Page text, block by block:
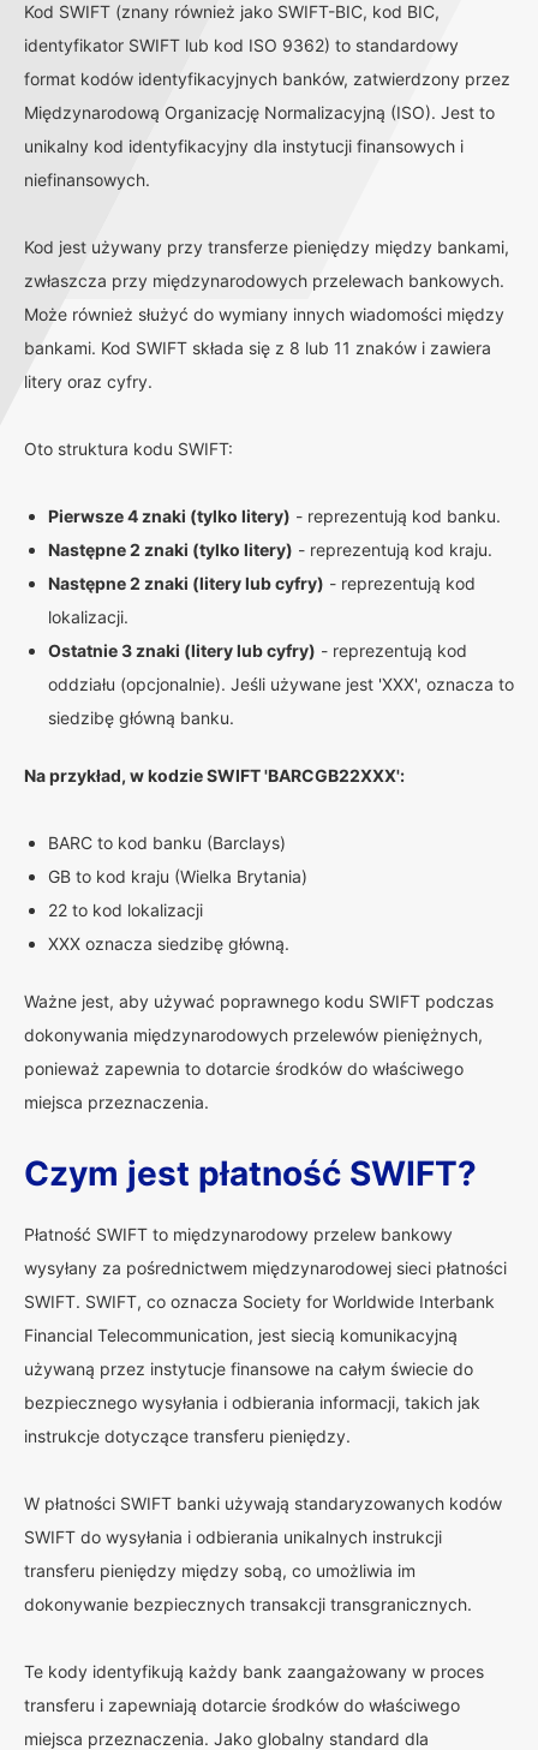
Kod SWIFT (znany również jako SWIFT-BIC, kod BIC,
identyfikator SWIFT lub kod ISO 9362) to standardowy
format kodów identyfikacyjnych banków, zatwierdzony przez
Międzynarodową Organizację Normalizacyjną (ISO). Jest to
unikalny kod identyfikacyjny dla instytucji finansowych i
niefinansowych.
Kod jest używany przy transferze pieniędzy między bankami,
zwłaszcza przy międzynarodowych przelewach bankowych.
Może również służyć do wymiany innych wiadomości między
bankami. Kod SWIFT składa się z 8 lub 11 znaków i zawiera
litery oraz cyfry.
Oto struktura kodu SWIFT:
Pierwsze 4 znaki (tylko litery) - reprezentują kod banku.
Następne 2 znaki (tylko litery) - reprezentują kod kraju.
Następne 2 znaki (litery lub cyfry) - reprezentują kod
lokalizacji.
Ostatnie 3 znaki (litery lub cyfry) - reprezentują kod
oddziału (opcjonalnie). Jeśli używane jest 'XXX', oznacza to
siedzibę główną banku.
Na przykład, w kodzie SWIFT 'BARCGB22XXX':
BARC to kod banku (Barclays)
GB to kod kraju (Wielka Brytania)
22 to kod lokalizacji
XXX oznacza siedzibę główną.
Ważne jest, aby używać poprawnego kodu SWIFT podczas
dokonywania międzynarodowych przelewów pieniężnych,
ponieważ zapewnia to dotarcie środków do właściwego
miejsca przeznaczenia.
Czym jest płatność SWIFT?
Płatność SWIFT to międzynarodowy przelew bankowy
wysyłany za pośrednictwem międzynarodowej sieci płatności
SWIFT. SWIFT, co oznacza Society for Worldwide Interbank
Financial Telecommunication, jest siecią komunikacyjną
używaną przez instytucje finansowe na całym świecie do
bezpiecznego wysyłania i odbierania informacji, takich jak
instrukcje dotyczące transferu pieniędzy.
W płatności SWIFT banki używają standaryzowanych kodów
SWIFT do wysyłania i odbierania unikalnych instrukcji
transferu pieniędzy między sobą, co umożliwia im
dokonywanie bezpiecznych transakcji transgranicznych.
Te kody identyfikują każdy bank zaangażowany w proces
transferu i zapewniają dotarcie środków do właściwego
miejsca przeznaczenia. Jako globalny standard dla